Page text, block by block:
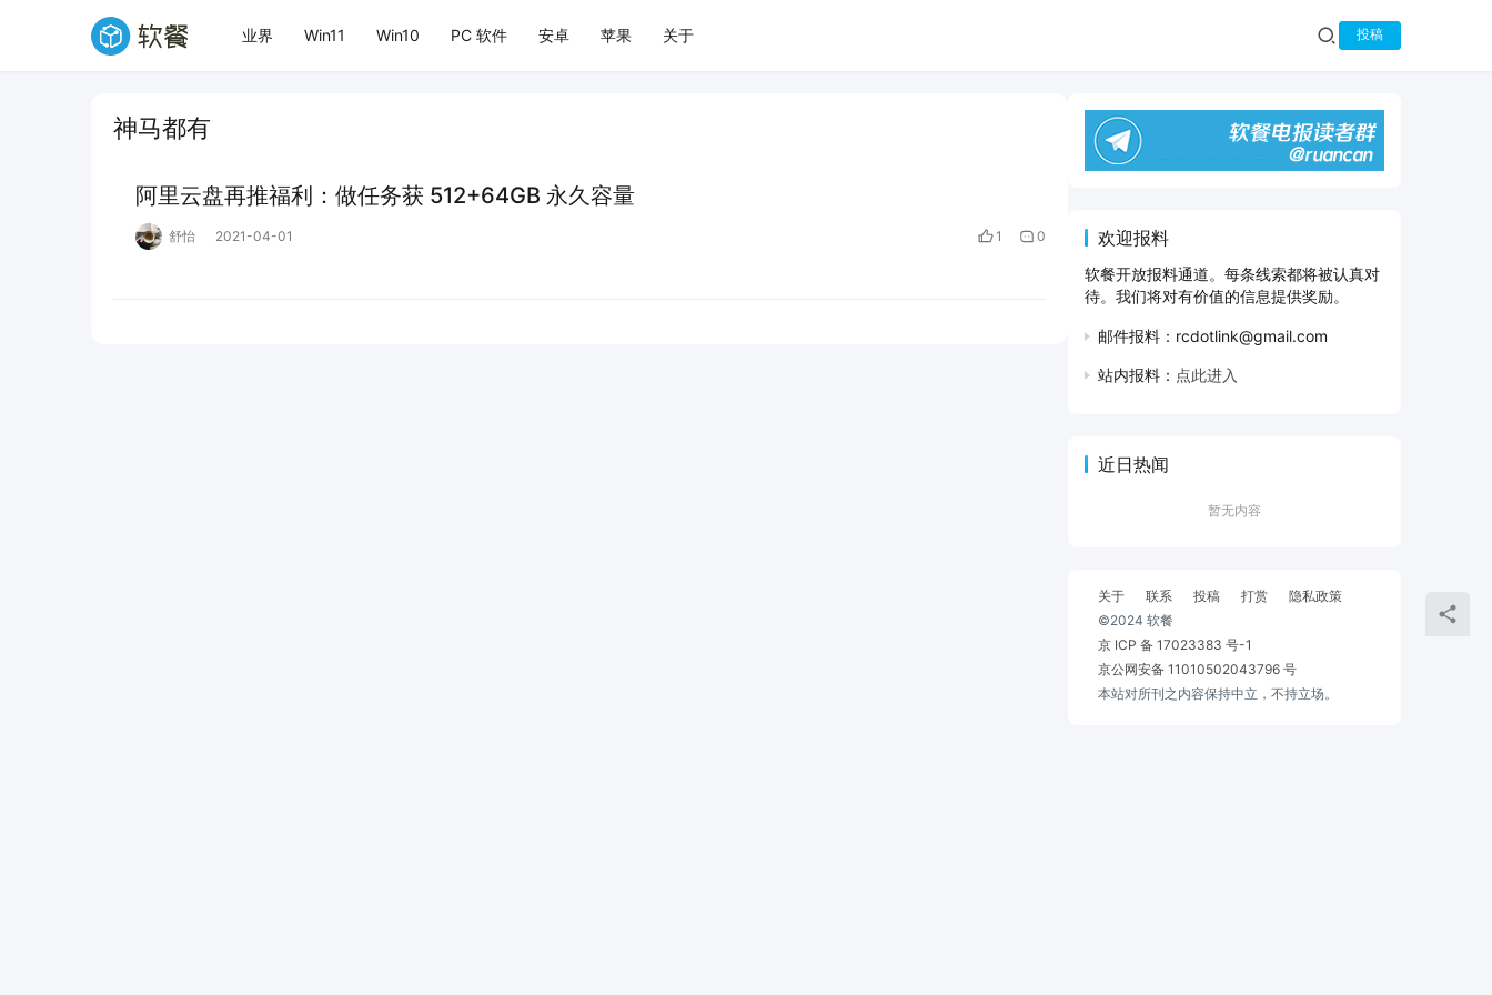
业界 Win11 Win10 PC 软件 安卓 苹果 关于 投稿
神马都有
阿里云盘再推福利：做任务获 512+64GB 永久容量
舒怡 2021-04-01 1 0 欢迎报料
软餐开放报料通道。每条线索都将被认真对
待。我们将对有价值的信息提供奖励。
邮件报料：rcdotlink@gmail.com
站内报料： 点此进入
近日热闻
暂无内容
关于 联系 投稿 打赏
隐私政策
©2024 软餐
京 ICP 备 17023383 号-1
京公网安备 11010502043796 号
本站对所刊之内容保持中立，不持立场。